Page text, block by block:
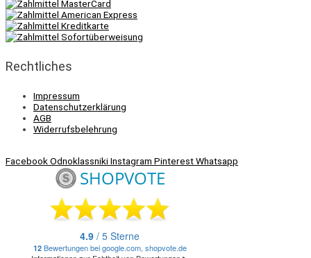
Rechtliches
Impressum
Datenschutzerklärung
AGB
Widerrufsbelehrung
FacebookOdnoklassnikiInstagram PinterestWhatsapp